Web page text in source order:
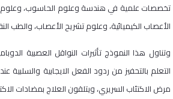
تخصصات علمية في هندسة وعلوم الحاسوب، وعلوم
الأعصاب الكيميائية، وعلوم تشريح الأعصاب، والطب
وتناول هذا النموذج تأثيرات النواقل العصبية
التعلم بالتحفيز من ردود الفعل الايجابية والسلبية
مرض الاكتئاب السريري، ويتلقون العلاج بمضادات